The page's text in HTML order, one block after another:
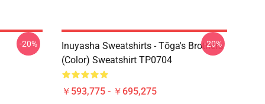
-20%
Inuyasha Sweatshirts - Tōga's Brothers
(color) Sweatshirt TP0704
￥593,775 - ￥695,275
-20%